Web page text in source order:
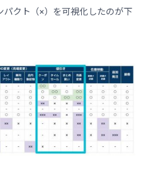
パクト（×）を可視化したのが下